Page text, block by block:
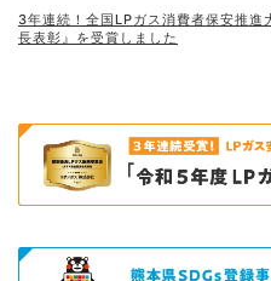
3年連続！全国LPガス消費者保安推進
長表彰』を受賞しました